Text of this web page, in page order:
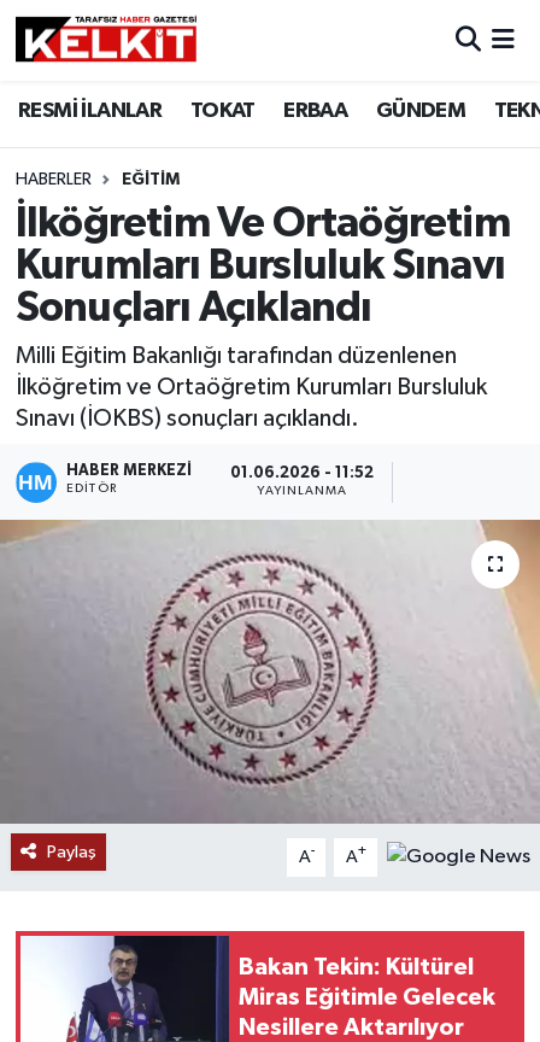
RESMİ İLANLAR TOKAT ERBAA GÜNDEM
HABERLER EĞİTİM
İlköğretim Ve Ortaöğretim
Kurumları Bursluluk Sınavı
Sonuçları Açıklandı
Milli Eğitim Bakanlığı tarafından düzenlenen
İlköğretim ve Ortaöğretim Kurumları Bursluluk
Sınavı (İOKBS) sonuçları açıklandı.
HABER MERKEZİ
EDITÖR
01.06.2026 - 11:52
YAYINLANMA
Paylaş A- A+
Bakan Tekin: Kültürel
Miras Eğitimle Gelecek
Nesillere Aktarılıyor